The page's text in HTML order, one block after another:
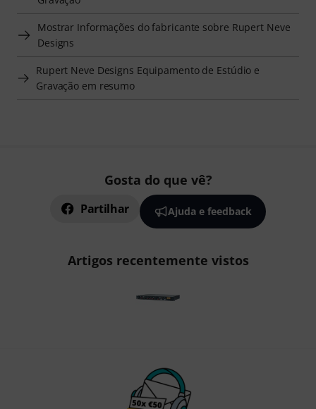
Mostrar Informações do fabricante sobre Rupert Neve
Designs
Rupert Neve Designs Equipamento de Estúdio e
Gravação em resumo
Gosta do que vê?
Partilhar Ajuda e feedback
Artigos recentemente vistos